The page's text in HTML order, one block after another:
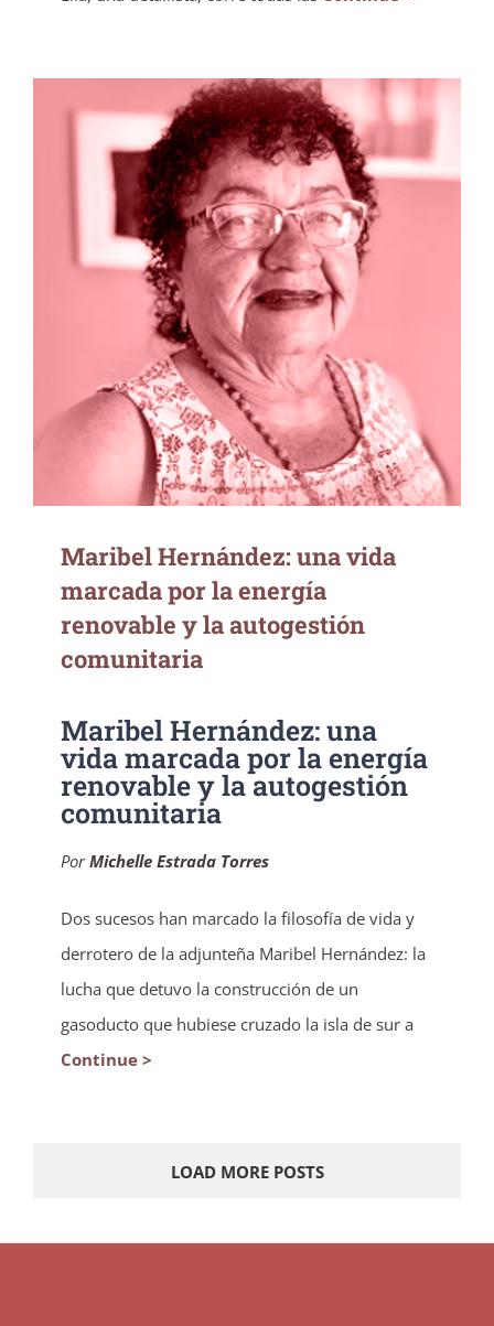
Maribel Hernández: una vida marcada por
la energía renovable y la autogestión
comunitaria
Maribel Hernández: una vida
marcada por la energía
renovable y la autogestión
comunitaria
Maribel Hernández: una
vida marcada por la energía
renovable y la autogestión
comunitaria
PorMichelle Estrada Torres
Dos sucesos han marcado la filosofía de vida y
derrotero de la adjunteña Maribel Hernández: la
lucha que detuvo la construcción de un
gasoducto que hubiese cruzado la isla de sur a
Continue >
LOAD MORE POSTS